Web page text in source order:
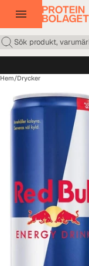
Hem/Drycker